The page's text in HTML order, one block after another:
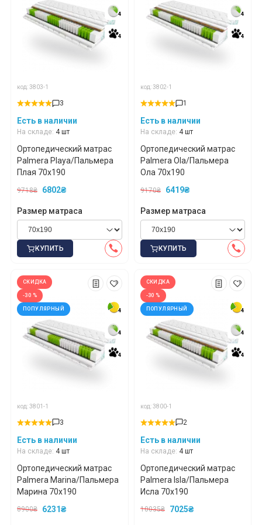
4
4
код: 3803-1
3
Есть в наличии
На складе: 4 шт
4
4
Ортопедический матрас
Palmera Playa/Пальмера
Плая 70x190
9718₴ 6802₴
Размер матраса
КУПИТЬ
4
4
код: 3802-1
1
Есть в наличии
На складе: 4 шт
4
4
Ортопедический матрас
Palmera Ola/Пальмера
Ола 70x190
9170₴ 6419₴
Размер матраса
КУПИТЬ
4
4
4
СКИДКА
-30 %
ПОПУЛЯРНЫЙ
код: 3801-1
3
Есть в наличии
На складе: 4 шт
4
4
4
Ортопедический матрас
Palmera Marina/Пальмера
Марина 70x190
8900₴ 6231₴
4
4
4
СКИДКА
-30 %
ПОПУЛЯРНЫЙ
код: 3800-1
2
Есть в наличии
На складе: 4 шт
4
4
4
Ортопедический матрас
Palmera Isla/Пальмера
Исла 70x190
10035₴ 7025₴